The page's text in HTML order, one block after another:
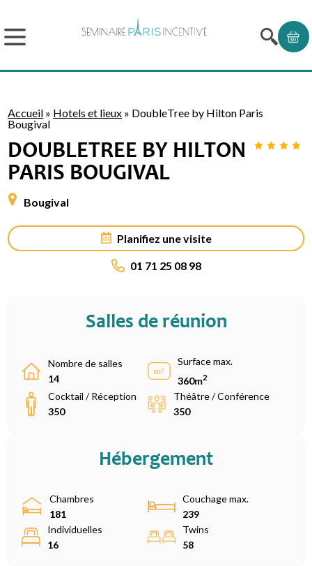
Accueil » Hotels et lieux » DoubleTree by Hilton Paris
Bougival
DOUBLETREE BY HILTON
PARIS BOUGIVAL
Bougival
Planifiez une visite
01 71 25 08 98
Salles de réunion
Nombre de salles
14
Surface max.
360m2
Cocktail / Réception
350
Théâtre / Conférence
350
Hébergement
Chambres
181
Couchage max.
239
Individuelles
16
Twins
58